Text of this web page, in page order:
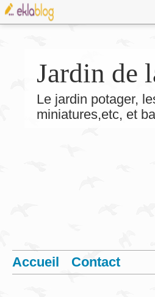
Jardin de
Le jardin potager,
miniatures,etc, et
Accueil Contact